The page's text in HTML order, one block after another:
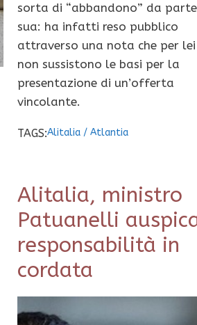
sorta di “abbandono” da parte
sua: ha infatti reso pubblico
attraverso una nota che per lei
non sussistono le basi per la
presentazione di un’offerta
vincolante.
TAGS:Alitalia /Atlantia
Alitalia, ministro
Patuanelli
responsabilità in
cordata